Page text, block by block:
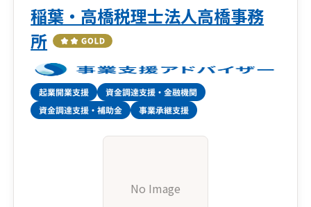
稲葉・高橋税理士法人高橋事務
所
No Image